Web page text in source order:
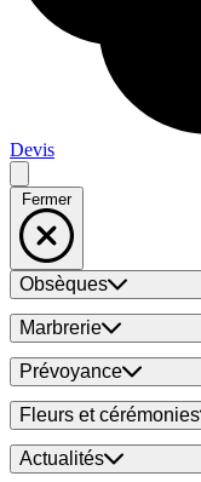
Devis
Fermer
Obsèques
Marbrerie
Prévoyance
Fleurs et cérémonies
Actualités